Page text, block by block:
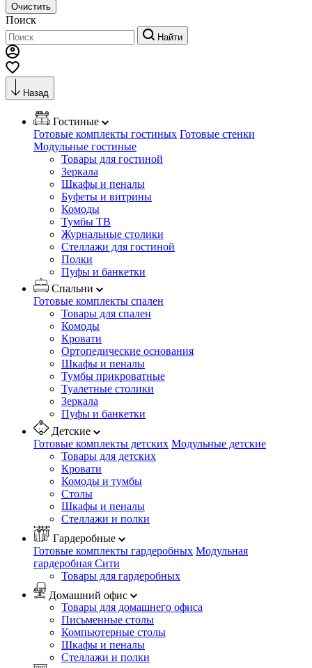
Очистить
Поиск
Найти
Назад
Гостиные
Готовые комплекты гостиных Готовые стенки
Модульные гостиные
Товары для гостиной
Зеркала
Шкафы и пеналы
Буфеты и витрины
Комоды
Тумбы ТВ
Журнальные столики
Стеллажи для гостиной
Полки
Пуфы и банкетки
Спальни
Готовые комплекты спален
Товары для спален
Комоды
Кровати
Ортопедические основания
Шкафы и пеналы
Тумбы прикроватные
Туалетные столики
Зеркала
Пуфы и банкетки
Детские
Готовые комплекты детских Модульные детские
Товары для детских
Кровати
Комоды и тумбы
Столы
Шкафы и пеналы
Стеллажи и полки
Гардеробные
Готовые комплекты гардеробных Модульная
гардеробная Сити
Товары для гардеробных
Домашний офис
Товары для домашнего офиса
Письменные столы
Компьютерные столы
Шкафы и пеналы
Стеллажи и полки